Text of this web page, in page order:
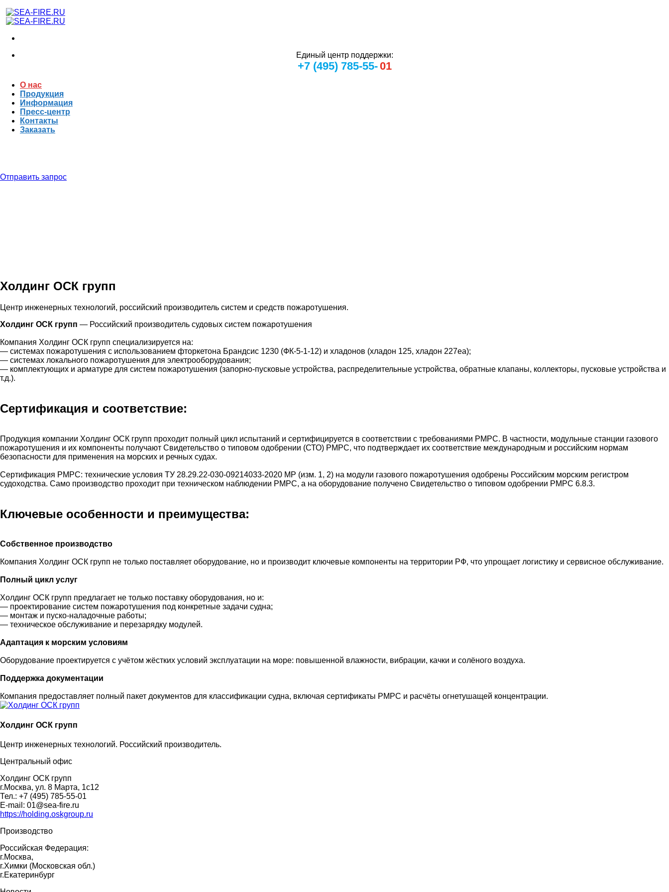
Единый центр поддержки:
+7 (495) 785-55-01
О нас
Продукция
Информация
Пресс-центр
Контакты
Заказать
Отправить запрос
Холдинг ОСК групп
Центр инженерных технологий, российский производитель систем и средств пожаротушения.
Холдинг ОСК групп — Российский производитель судовых систем пожаротушения
Компания Холдинг ОСК групп специализируется на:
— системах пожаротушения с использованием фторкетона Брандсис 1230 (ФК-5-1-12) и хладонов (хладон 125, хладон 227ea);
— системах локального пожаротушения для электрооборудования;
— комплектующих и арматуре для систем пожаротушения (запорно‑пусковые устройства, распределительные устройства, обратные клапаны, коллекторы, пусковые устройства и
т.д.).
Сертификация и соответствие:
Продукция компании Холдинг ОСК групп проходит полный цикл испытаний и сертифицируется в соответствии с требованиями РМРС. В частности, модульные станции газового
пожаротушения и их компоненты получают Свидетельство о типовом одобрении (СТО) РМРС, что подтверждает их соответствие международным и российским нормам
безопасности для применения на морских и речных судах.
Сертификация РМРС: технические условия ТУ 28.29.22-030-09214033-2020 МР (изм. 1, 2) на модули газового пожаротушения одобрены Российским морским регистром
судоходства. Само производство проходит при техническом наблюдении РМРС, а на оборудование получено Свидетельство о типовом одобрении РМРС 6.8.3.
Ключевые особенности и преимущества:
Собственное производство
Компания Холдинг ОСК групп не только поставляет оборудование, но и производит ключевые компоненты на территории РФ, что упрощает логистику и сервисное обслуживание.
Полный цикл услуг
Холдинг ОСК групп предлагает не только поставку оборудования, но и:
— проектирование систем пожаротушения под конкретные задачи судна;
— монтаж и пуско‑наладочные работы;
— техническое обслуживание и перезарядку модулей.
Адаптация к морским условиям
Оборудование проектируется с учётом жёстких условий эксплуатации на море: повышенной влажности, вибрации, качки и солёного воздуха.
Поддержка документации
Компания предоставляет полный пакет документов для классификации судна, включая сертификаты РМРС и расчёты огнетушащей концентрации.
Холдинг ОСК групп
Центр инженерных технологий. Российский производитель.
Центральный офис
Холдинг ОСК групп
г.Москва, ул. 8 Марта, 1с12
Тел.: +7 (495) 785-55-01
E-mail: 01@sea-fire.ru
https://holding.oskgroup.ru
Производство
Российская Федерация:
г.Москва,
г.Химки (Московская обл.)
г.Екатеринбург